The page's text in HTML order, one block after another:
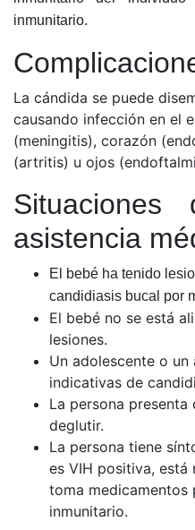
inmunitario.
La cándida se puede
causando infección en el
(meningitis), corazón
(artritis) u ojos
Situaciones
asistencia
El bebé ha tenido
candidiasis bucal por
El bebé no se está
lesiones.
Un adolescente o
indicativas de
La persona
deglutir.
La persona tiene
es VIH positiva,
toma medicamentos
inmunitario.